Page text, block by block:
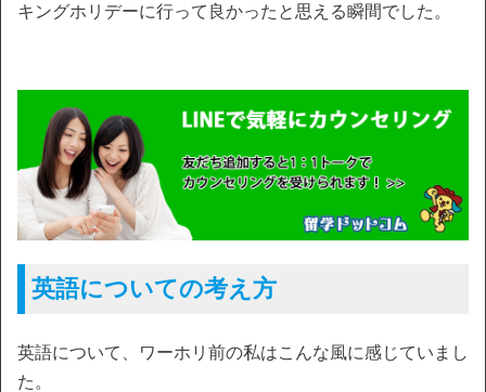
キングホリデーに行って良かったと思える瞬間でした。
英語についての考え方
英語について、ワーホリ前の私はこんな風に感じていまし
た。